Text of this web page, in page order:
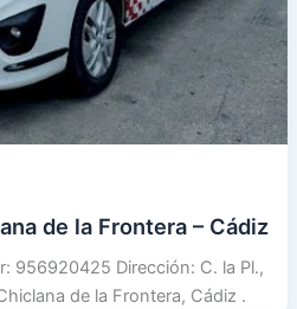
de la Frontera – Cádiz
956920425 Dirección: C. la Pl.,
de la Frontera, Cádiz .